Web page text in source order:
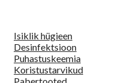
Isiklik hügieen
Desinfektsioon
Puhastuskeemia
Koristustarvikud